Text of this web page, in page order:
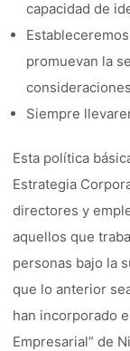
capacidad de
promuevan la
Siempre
Esta política
Estrategia
directores y
aquellos que
personas bajo la
que lo anterior
han incorporado
Empresarial” de